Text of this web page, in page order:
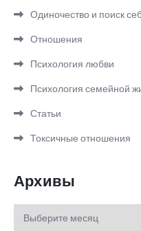
Одиночество и поиск
Отношения
Психология любви
Психология семейной
Статьи
Токсичные отношения
Архивы
Архивы